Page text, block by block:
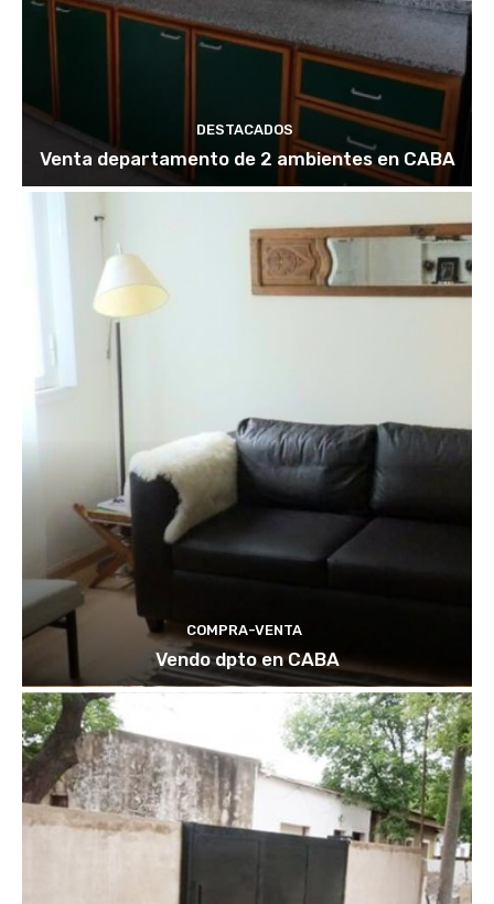
DESTACADOS
Venta departamento de 2 ambientes en CABA
COMPRA-VENTA
Vendo dpto en CABA